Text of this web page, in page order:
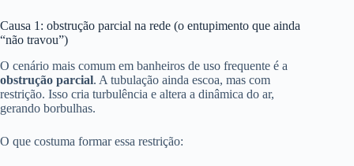
Causa 1: obstrução parcial na rede (o entupimento que ainda
“não travou”)
O cenário mais comum em banheiros de uso frequente é a
obstrução parcial. A tubulação ainda escoa, mas com
restrição. Isso cria turbulência e altera a dinâmica do ar,
gerando borbulhas.
O que costuma formar essa restrição: